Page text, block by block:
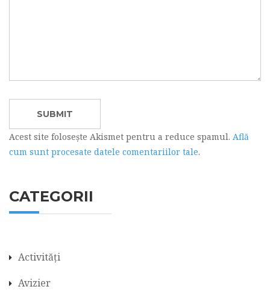
Acest site folosește Akismet pentru a reduce spamul. Află
cum sunt procesate datele comentariilor tale.
CATEGORII
Activități
Avizier